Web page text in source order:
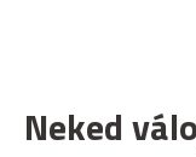
Neked